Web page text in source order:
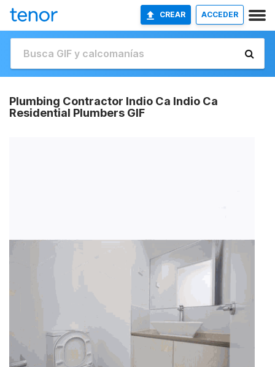
CREAR ACCEDER
Plumbing Contractor Indio Ca Indio Ca
Residential Plumbers GIF